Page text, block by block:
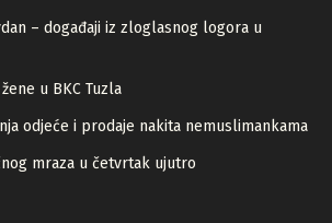
– događaji iz zloglasnog logora u
u BKC Tuzla
odjeće i prodaje nakita nemuslimankama
mraza u četvrtak ujutro